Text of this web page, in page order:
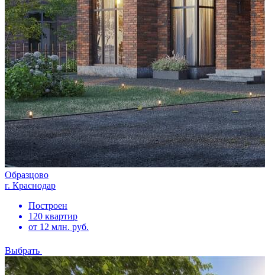
Образцово
г. Краснодар
Построен
120 квартир
от 12 млн. руб.
Выбрать